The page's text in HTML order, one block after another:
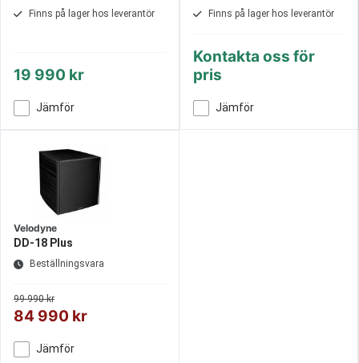
Finns på lager hos leverantör
19 990 kr
Jämför
Finns på lager hos leverantör
Kontakta oss för
pris
Jämför
Velodyne
DD-18 Plus
Beställningsvara
99 990 kr
84 990 kr
Jämför